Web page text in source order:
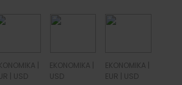
USD
EKONOMIKA
USD
EKONOMIKA
EUR
USD